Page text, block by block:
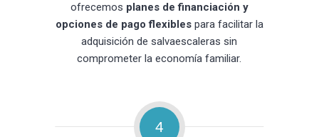
ofrecemos planes de financiación y
opciones de pago flexiblespara facilitar la
adquisición de salvaescaleras sin
comprometer la economía familiar.
4